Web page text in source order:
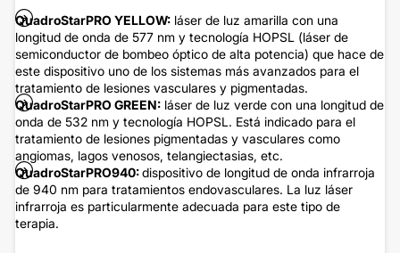
QuadroStarPRO YELLOW: láser de luz amarilla con una
longitud de onda de 577 nm y tecnología HOPSL (láser de
semiconductor de bombeo óptico de alta potencia) que hace de
este dispositivo uno de los sistemas más avanzados para el
tratamiento de lesiones vasculares y pigmentadas.
QuadroStarPRO GREEN: láser de luz verde con una longitud de
onda de 532 nm y tecnología HOPSL. Está indicado para el
tratamiento de lesiones pigmentadas y vasculares como
angiomas, lagos venosos, telangiectasias, etc.
QuadroStarPRO940:dispositivo de longitud de onda infrarroja
de 940 nm para tratamientos endovasculares. La luz láser
infrarroja es particularmente adecuada para este tipo de
terapia.